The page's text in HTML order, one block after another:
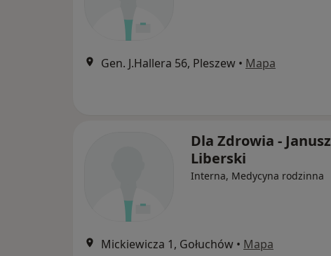
Gen. J.Hallera 56, Pleszew • Mapa
Dla Zdrowia - Janusz
Liberski
Interna, Medycyna rodzinna
Mickiewicza 1, Gołuchów • Mapa